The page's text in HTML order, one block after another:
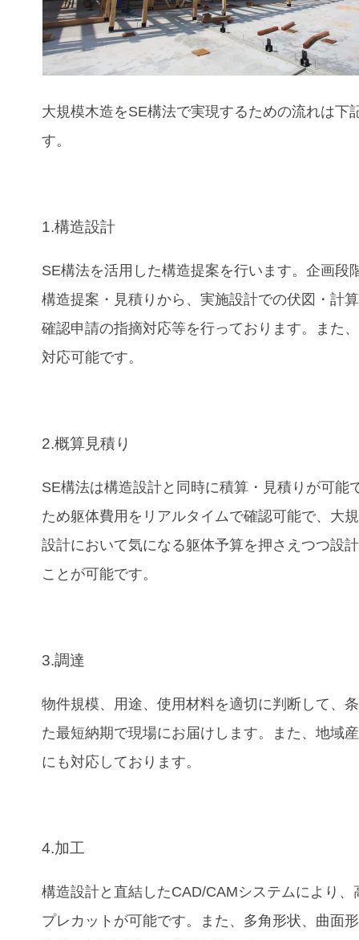
大規模木造をSE構法で実現するための流れは下
す。
1.構造設計
SE構法を活用した構造提案を行います。企画段
構造提案・見積りから、実施設計での伏図・計
確認申請の指摘対応等を行っております。また
対応可能です。
2.概算見積り
SE構法は構造設計と同時に積算・見積りが可能
ため躯体費用をリアルタイムで確認可能で、大
設計において気になる躯体予算を押さえつつ設
ことが可能です。
3.調達
物件規模、用途、使用材料を適切に判断して、
た最短納期で現場にお届けします。また、地域
にも対応しております。
4.加工
構造設計と直結したCAD/CAMシステムにより、
プレカットが可能です。また、多角形状、曲面